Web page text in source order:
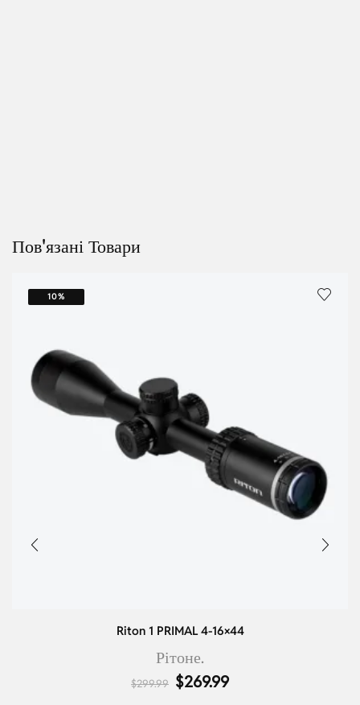
Пов'язані Товари
10%
Riton 1 PRIMAL 4-16×44
Рітоне.
$299.99 $269.99